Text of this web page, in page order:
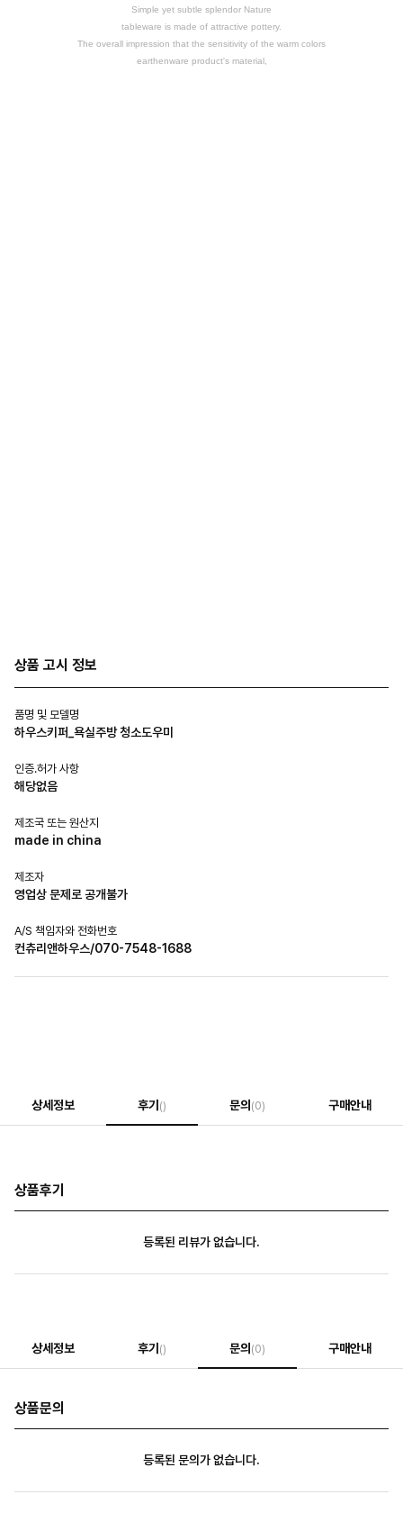
Simple yet subtle splendor Nature
tableware is made of attractive pottery.
The overall impression that the sensitivity of the warm colors
earthenware product's material,
상품 고시 정보
품명 및 모델명
하우스키퍼_욕실주방 청소도우미
인증.허가 사항
해당없음
제조국 또는 원산지
made in china
제조자
영업상 문제로 공개불가
A/S 책임자와 전화번호
컨츄리앤하우스/070-7548-1688
상세정보 후기 () 문의 (0) 구매안내
상품후기
등록된 리뷰가 없습니다.
상세정보 후기 () 문의 (0) 구매안내
상품문의
등록된 문의가 없습니다.